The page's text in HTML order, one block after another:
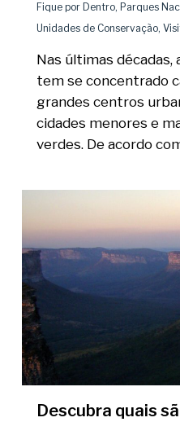
Fique por Dentro, Parques
Unidades de Conservação,
Nas últimas décadas,
tem se concentrado
grandes centros
cidades menores e
verdes. De acordo
Descubra quais